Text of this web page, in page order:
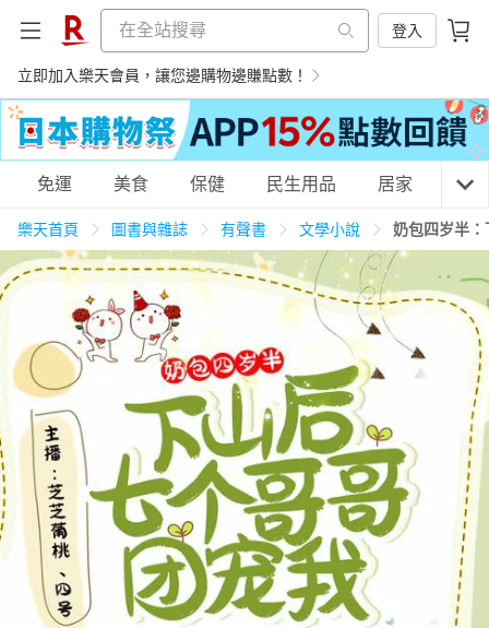
登入
立即加入樂天會員，讓您邊購物邊賺點數！
購物網分類
天天免運 美食蛋糕 養生保健 民生用品
居家生活 3C家電 運動休閒
女裝 男裝 化妝保養 情趣用品
日本購物 電子/紙本書
HOT
免運 美食 保健 民生用品 居家 3C
樂天首頁 圖書與雜誌 有聲書 文學小說 奶包四岁半